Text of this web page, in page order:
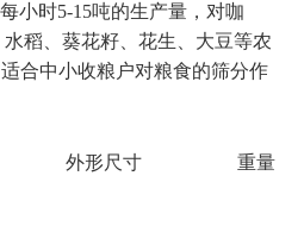
小时5-15吨的生产量，对咖
稻、葵花籽、花生、大豆等农
合中小收粮户对粮食的筛分作
外形尺寸 重量